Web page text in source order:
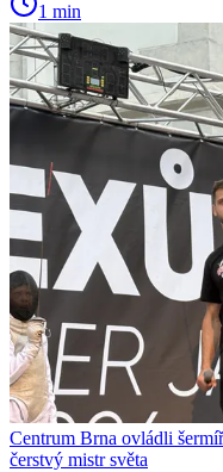
1 min
Centrum Brna ovládli
čerstvý mistr světa